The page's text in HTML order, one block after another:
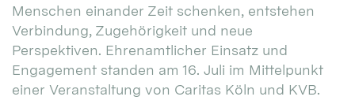
Menschen einander Zeit schenken, entstehen
Verbindung, Zugehörigkeit und neue
Perspektiven. Ehrenamtlicher Einsatz und
Engagement standen am 16. Juli im Mittelpunkt
einer Veranstaltung von Caritas Köln und KVB.